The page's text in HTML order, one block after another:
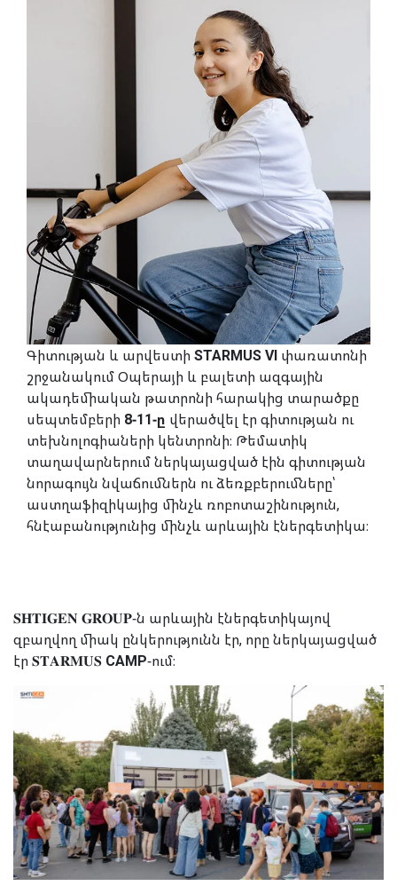
Գիտության և արվեստիSTARMUS VI փառատոնի
շրջանակումՕպերայի և բալետի ազգային
ակադեմիական թատրոնի հարակից տարածքը
սեպտեմբերի 8-11-ը վերածվել էր գիտության ու
տեխնոլոգիաների կենտրոնի։ Թեմատիկ
տաղավարներում ներկայացված էին գիտության
նորագույն նվաճումներն ու ձեռքբերումները՝
աստղաֆիզիկայից մինչև ռոբոտաշինություն,
հնէաբանությունից մինչև արևային էներգետիկա։
𝐒𝐇𝐓𝐈𝐆𝐄𝐍 𝐆𝐑𝐎𝐔𝐏-ն արևային էներգետիկայով
զբաղվող միակ ընկերությունն էր, որը ներկայացված
էր𝐒𝐓𝐀𝐑𝐌𝐔𝐒 CAMP-ում։